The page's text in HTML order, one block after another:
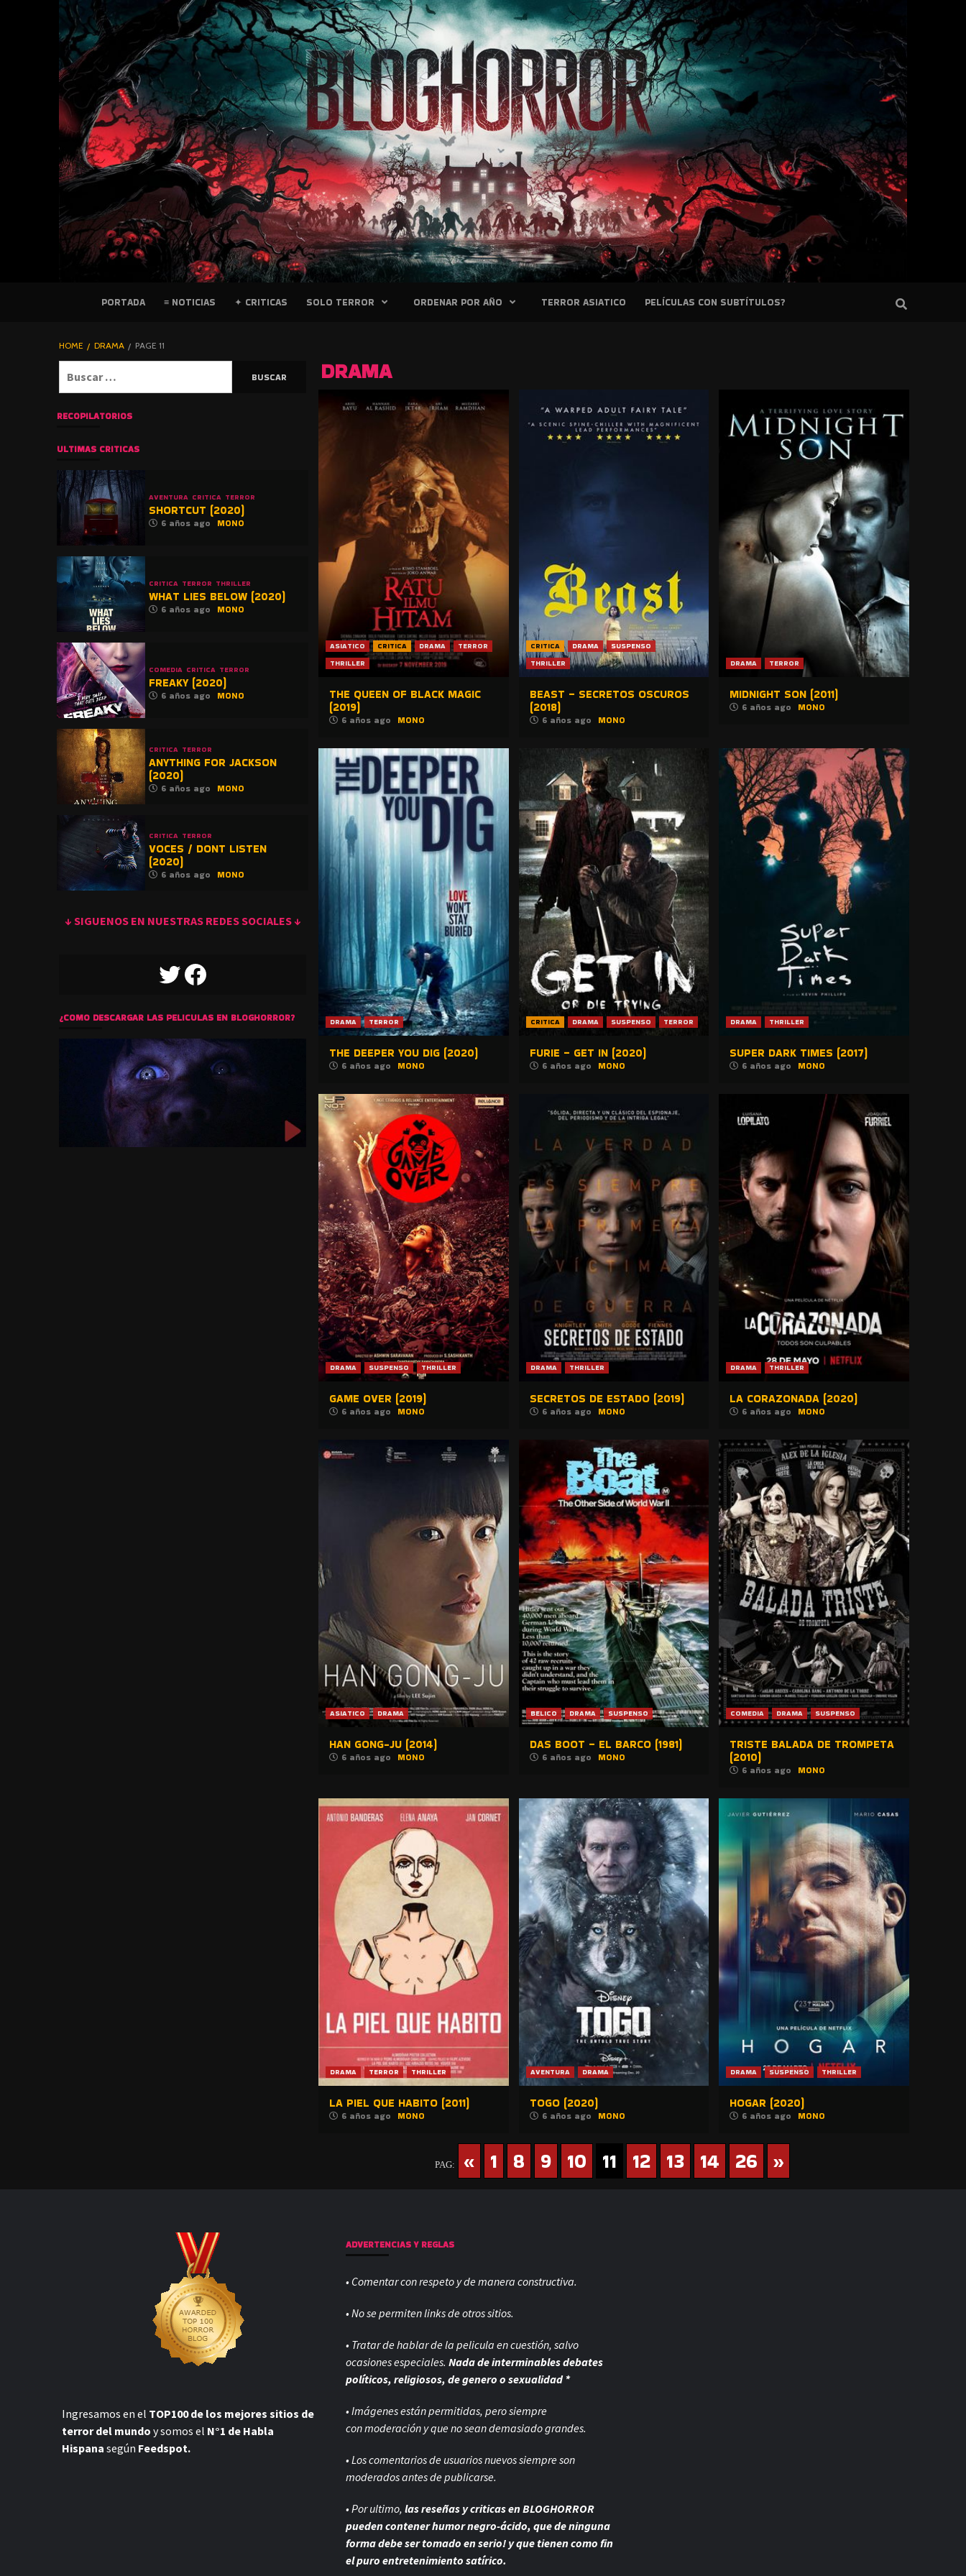
PELICULAS
BLOGHORROR
⋆
PORTADA ≡ NOTICIAS ✦ CRITICAS SOLO TERROR ORDENAR POR AÑO TERROR ASIATICO PELÍCULAS CON SUBTÍTULOS?
HOME DRAMA PAGE 11
DRAMA
ASIATICO CRITICA DRAMA
TERROR
THRILLER
THE QUEEN OF BLACK MAGIC
(2019)
6 años ago MONO
CRITICA DRAMA
SUSPENSO
THRILLER
BEAST – SECRETOS OSCUROS
(2018)
6 años ago MONO
DRAMA TERROR
MIDNIGHT SON (2011)
6 años ago MONO
DRAMA TERROR
THE DEEPER YOU DIG (2020)
6 años ago MONO
CRITICA DRAMA SUSPENSO TERROR
FURIE – GET IN (2020)
6 años ago MONO
DRAMA THRILLER
SUPER DARK TIMES (2017)
6 años ago MONO
DRAMA SUSPENSO THRILLER
GAME OVER (2019)
6 años ago MONO
DRAMA THRILLER
SECRETOS DE ESTADO (2019)
6 años ago MONO
DRAMA THRILLER
LA CORAZONADA (2020)
6 años ago MONO
ASIATICO DRAMA
HAN GONG-JU (2014)
6 años ago MONO
BELICO DRAMA SUSPENSO
DAS BOOT – EL BARCO (1981)
6 años ago MONO
COMEDIA DRAMA SUSPENSO
TRISTE BALADA DE TROMPETA
(2010)
6 años ago MONO
DRAMA TERROR THRILLER
LA PIEL QUE HABITO (2011)
6 años ago MONO
AVENTURA DRAMA
TOGO (2020)
6 años ago MONO
DRAMA SUSPENSO THRILLER
HOGAR (2020)
6 años ago MONO
PAG: « 1 8 9 10 11 12 13 14 26 »
RECOPILATORIOS
ULTIMAS CRITICAS
AVENTURA CRITICA TERROR
SHORTCUT (2020)
6 años ago MONO
CRITICA TERROR THRILLER
WHAT LIES BELOW (2020)
6 años ago MONO
COMEDIA CRITICA TERROR
FREAKY (2020)
6 años ago MONO
CRITICA TERROR
ANYTHING FOR JACKSON
(2020)
6 años ago MONO
CRITICA TERROR
VOCES / DONT LISTEN
(2020)
6 años ago MONO
↓ SIGUENOS EN NUESTRAS REDES SOCIALES ↓
TWITTERFACEBOOK
¿COMO DESCARGAR LAS PELICULAS EN BLOGHORROR?
Ingresamos en el TOP100 de los mejores sitios de
terror del mundo y somos el N°1 de Habla
Hispana según Feedspot.
ADVERTENCIAS Y REGLAS
• Comentar con respeto y de manera constructiva.
• No se permiten links de otros sitios.
• Tratar de hablar de la pelicula en cuestión, salvo
ocasiones especiales.Nada de interminables debates
políticos, religiosos, de genero o sexualidad *
• Imágenes están permitidas, pero siempre
conmoderación y que no sean demasiado grandes.
• Los comentarios de usuarios nuevos siempre son
moderados antes de publicarse.
• Por ultimo,las reseñas y criticas en BLOGHORROR
pueden contener humor negro-ácido, que de ninguna
forma debe ser tomado en serio! y que tienen como fin
el puro entretenimiento satírico.